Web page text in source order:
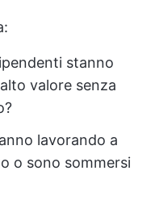
stanno
valore senza
lavorando a
o sono sommersi